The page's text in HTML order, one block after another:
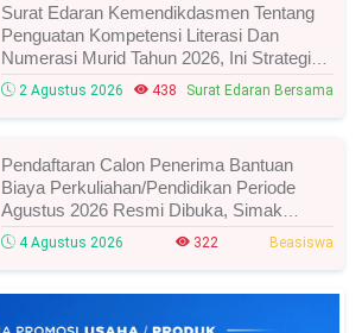
Surat Edaran Kemendikdasmen Tentang
Penguatan Kompetensi Literasi Dan
Numerasi Murid Tahun 2026, Ini Strategi
Dan Alurnya
2 Agustus 2026 438 Surat Edaran Bersama
Pendaftaran Calon Penerima Bantuan
Biaya Perkuliahan/Pendidikan Periode
Agustus 2026 Resmi Dibuka, Simak
Syarat Dan Jadwal Lengkapnya
4 Agustus 2026 322 Beasiswa